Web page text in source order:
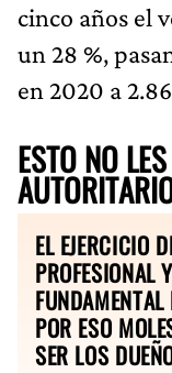
cinco años el
un 28 %,
en 2020 a
ESTO NO
EL EJERCICIO
PROFESIONAL
POR ESO
SER LOS